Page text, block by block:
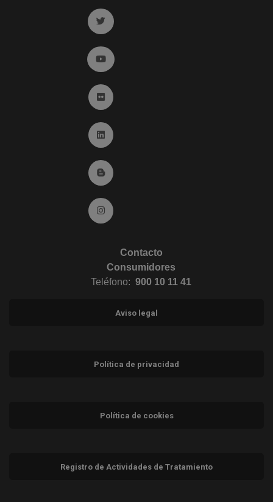
Ir a twitter (abre en ventana nueva)
Ir a YouTube (abre en ventana nueva)
Ir a Flickr (abre en ventana nueva)
Ir a Linkedin (abre en ventana nueva)
Ir al Blog (abre en ventana nueva)
Ir a Instagram (abre en ventana nueva)
Contacto
Consumidores
Teléfono: 900 10 11 41
Aviso legal
Política de privacidad
Política de cookies
Registro de Actividades de Tratamiento